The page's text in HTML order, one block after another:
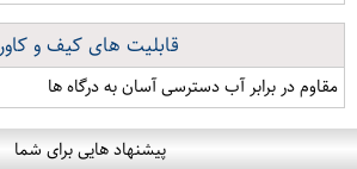
قابلیت های کیف و کاور
مقاوم در برابر آب دسترسی آسان به درگاه ها
پیشنهاد هایی برای شما